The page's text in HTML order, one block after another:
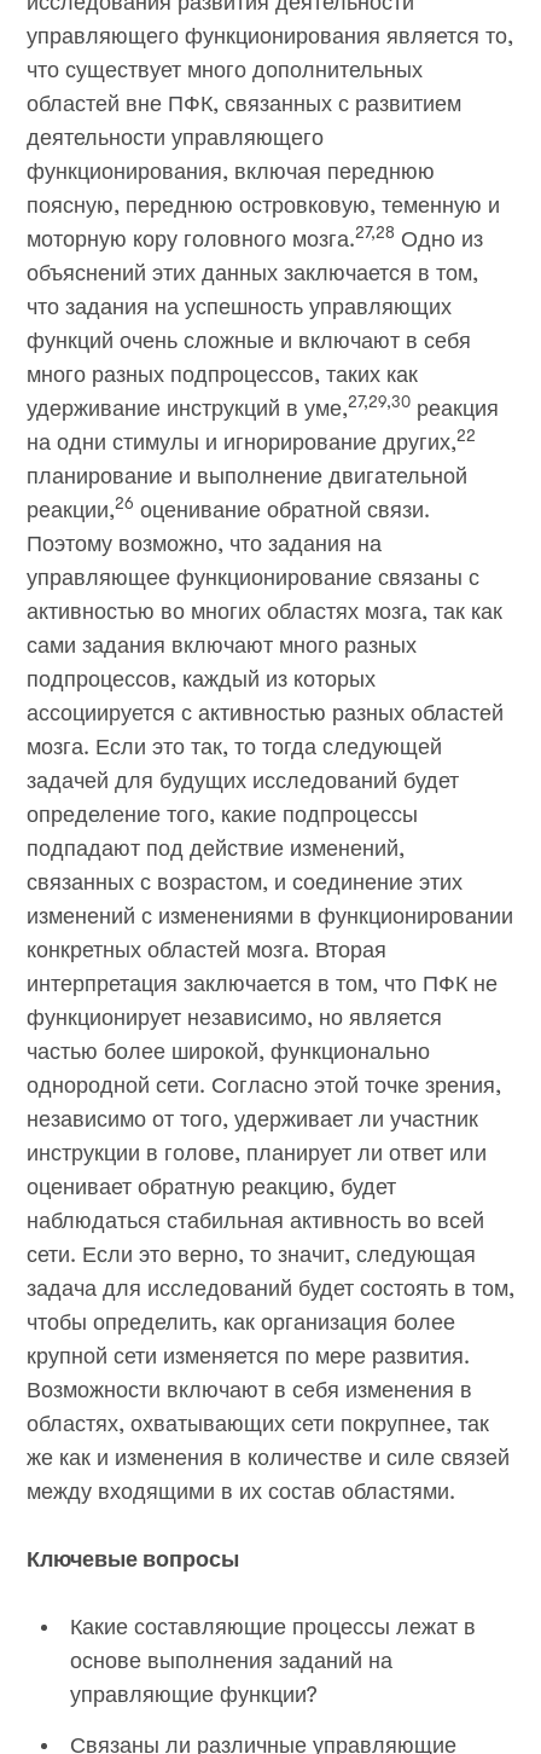
управляющего функционирования является то,
что существует много дополнительных
областей вне ПФК, связанных с развитием
деятельности управляющего
функционирования, включая переднюю
поясную, переднюю островковую, теменную и
моторную кору головного мозга.27,28 Одно из
объяснений этих данных заключается в том,
что задания на успешность управляющих
функций очень сложные и включают в себя
много разных подпроцессов, таких как
удерживание инструкций в уме,27,29,30 реакция
на одни стимулы и игнорирование других,22
планирование и выполнение двигательной
реакции,26 оценивание обратной связи.
Поэтому возможно, что задания на
управляющее функционирование связаны с
активностью во многих областях мозга, так как
сами задания включают много разных
подпроцессов, каждый из которых
ассоциируется с активностью разных областей
мозга. Если это так, то тогда следующей
задачей для будущих исследований будет
определение того, какие подпроцессы
подпадают под действие изменений,
связанных с возрастом, и соединение этих
изменений с изменениями в функционировании
конкретных областей мозга. Вторая
интерпретация заключается в том, что ПФК не
функционирует независимо, но является
частью более широкой, функционально
однородной сети. Согласно этой точке зрения,
независимо от того, удерживает ли участник
инструкции в голове, планирует ли ответ или
оценивает обратную реакцию, будет
наблюдаться стабильная активность во всей
сети. Если это верно, то значит, следующая
задача для исследований будет состоять в том,
чтобы определить, как организация более
крупной сети изменяется по мере развития.
Возможности включают в себя изменения в
областях, охватывающих сети покрупнее, так
же как и изменения в количестве и силе связей
между входящими в их состав областями.
Ключевые вопросы
Какие составляющие процессы лежат в
основе выполнения заданий на
управляющие функции?
Связаны ли различные управляющие